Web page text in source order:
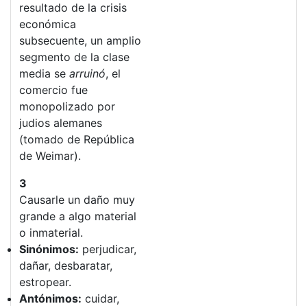
resultado de la crisis
económica
subsecuente, un amplio
segmento de la clase
media se arruinó, el
comercio fue
monopolizado por
judios alemanes
(tomado de República
de Weimar).
3
Causarle un daño muy
grande a algo material
o inmaterial.
Sinónimos: perjudicar,
dañar, desbaratar,
estropear.
Antónimos: cuidar,